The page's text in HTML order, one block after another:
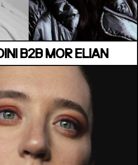
B2B MOR ELIAN
Samedi 04 juillet
LA SUITE